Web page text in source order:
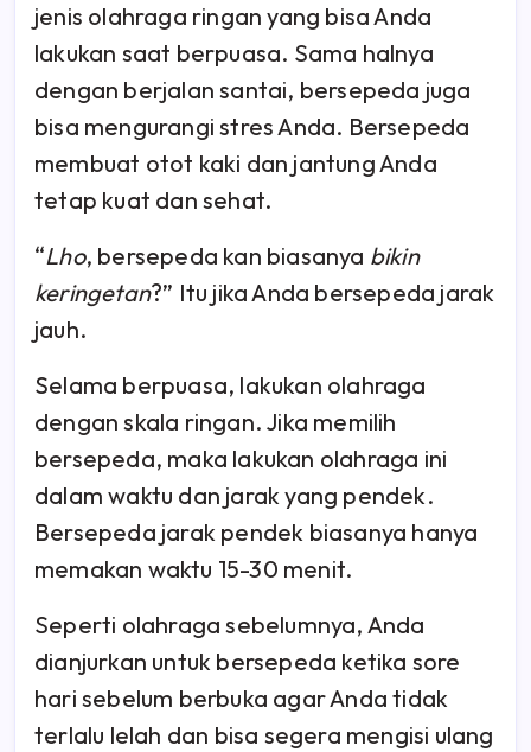
jenis olahraga ringan yang bisa Anda
lakukan saat berpuasa. Sama halnya
dengan berjalan santai, bersepeda juga
bisa mengurangi stres Anda. Bersepeda
membuat otot kaki dan jantung Anda
tetap kuat dan sehat.
“Lho, bersepeda kan biasanya bikin
keringetan?” Itu jika Anda bersepeda jarak
jauh.
Selama berpuasa, lakukan olahraga
dengan skala ringan. Jika memilih
bersepeda, maka lakukan olahraga ini
dalam waktu dan jarak yang pendek.
Bersepeda jarak pendek biasanya hanya
memakan waktu 15-30 menit.
Seperti olahraga sebelumnya, Anda
dianjurkan untuk bersepeda ketika sore
hari sebelum berbuka agar Anda tidak
terlalu lelah dan bisa segera mengisi ulang